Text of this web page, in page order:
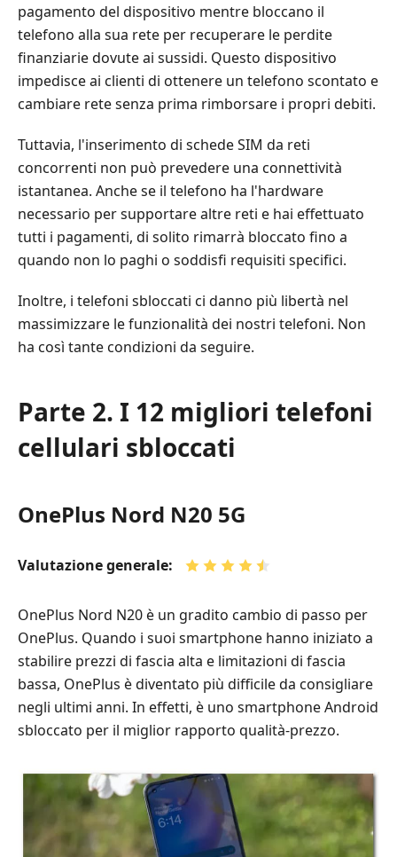
pagamento del dispositivo mentre bloccano il
telefono alla sua rete per recuperare le perdite
finanziarie dovute ai sussidi. Questo dispositivo
impedisce ai clienti di ottenere un telefono scontato e
cambiare rete senza prima rimborsare i propri debiti.
Tuttavia, l'inserimento di schede SIM da reti
concorrenti non può prevedere una connettività
istantanea. Anche se il telefono ha l'hardware
necessario per supportare altre reti e hai effettuato
tutti i pagamenti, di solito rimarrà bloccato fino a
quando non lo paghi o soddisfi requisiti specifici.
Inoltre, i telefoni sbloccati ci danno più libertà nel
massimizzare le funzionalità dei nostri telefoni. Non
ha così tante condizioni da seguire.
Parte 2. I 12 migliori telefoni
cellulari sbloccati
OnePlus Nord N20 5G
Valutazione generale:
OnePlus Nord N20 è un gradito cambio di passo per
OnePlus. Quando i suoi smartphone hanno iniziato a
stabilire prezzi di fascia alta e limitazioni di fascia
bassa, OnePlus è diventato più difficile da consigliare
negli ultimi anni. In effetti, è uno smartphone Android
sbloccato per il miglior rapporto qualità-prezzo.